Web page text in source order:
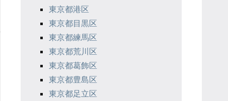
東京都港区
東京都目黒区
東京都練馬区
東京都荒川区
東京都葛飾区
東京都豊島区
東京都足立区